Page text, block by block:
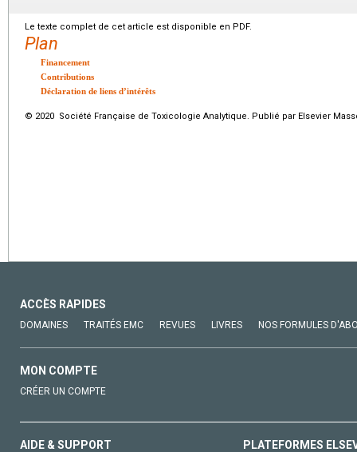
Le texte complet de cet article est disponible en PDF.
Plan
Financement
Contributions
Déclaration de liens d’intérêts
© 2020 Société Française de Toxicologie Analytique. Publié par Elsevier
ACCÈS RAPIDES
DOMAINES TRAITÉS EMC REVUES LIVRES NOS FORMULES
MON COMPTE
CRÉER UN COMPTE
AIDE & SUPPORT PLATEFORMES